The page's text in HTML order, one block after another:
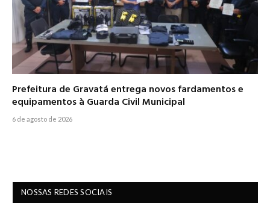
Prefeitura de Gravatá entrega novos fardamentos e
equipamentos à Guarda Civil Municipal
6 de agosto de 2026
NOSSAS REDES SOCIAIS